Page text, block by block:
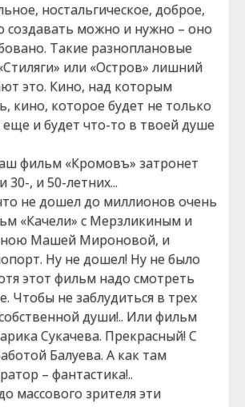
ностальгическое, доброе,
создавать можно и нужно – оно
Такие разноплановые
или «Остров» лишний
это. Кино, над которым
кино, которое будет не только
и будет что-то в твоей душе
фильм «Кромовъ» затронет
30-, и 50-летних...
не дошел до миллионов очень
«Качели» с Мерзликиным и
Машей Мироновой, и
Ну не дошел! Ну не было
этот фильм надо смотреть
Чтобы не заблудиться в трех
души!.. Или фильм
Сукачева. Прекрасный! С
Балуева. А как там
– фантастика!..
массового зрителя эти